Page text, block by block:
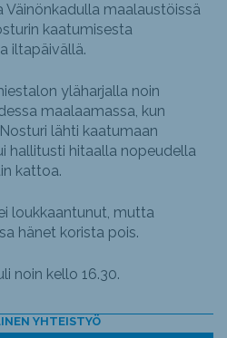
Väinönkadulla maalaustöissä
kaatumisesta
iltapäivällä.
yläharjalla noin
maalaamassa, kun
lähti kaatumaan
hallitusti hitaalla nopeudella
kattoa.
loukkaantunut, mutta
hänet korista pois.
noin kello 16.30.
YHTEISTYÖ